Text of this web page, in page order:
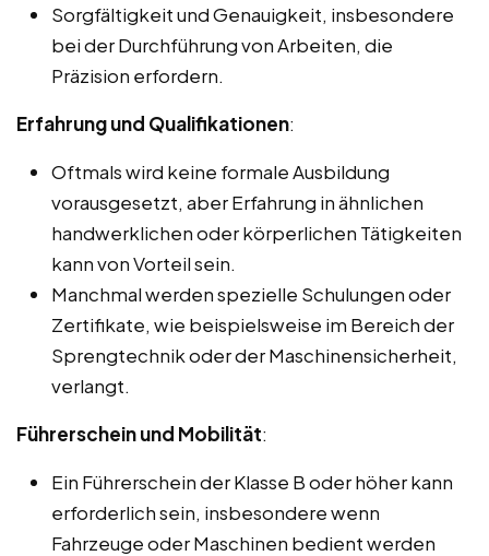
Sorgfältigkeit und Genauigkeit, insbesondere
bei der Durchführung von Arbeiten, die
Präzision erfordern.
Erfahrung und Qualifikationen:
Oftmals wird keine formale Ausbildung
vorausgesetzt, aber Erfahrung in ähnlichen
handwerklichen oder körperlichen Tätigkeiten
kann von Vorteil sein.
Manchmal werden spezielle Schulungen oder
Zertifikate, wie beispielsweise im Bereich der
Sprengtechnik oder der Maschinensicherheit,
verlangt.
Führerschein und Mobilität:
Ein Führerschein der Klasse B oder höher kann
erforderlich sein, insbesondere wenn
Fahrzeuge oder Maschinen bedient werden